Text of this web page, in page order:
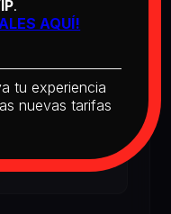
BD25 Latino
.
AQUÍ!
tu experiencia
nuevas tarifas